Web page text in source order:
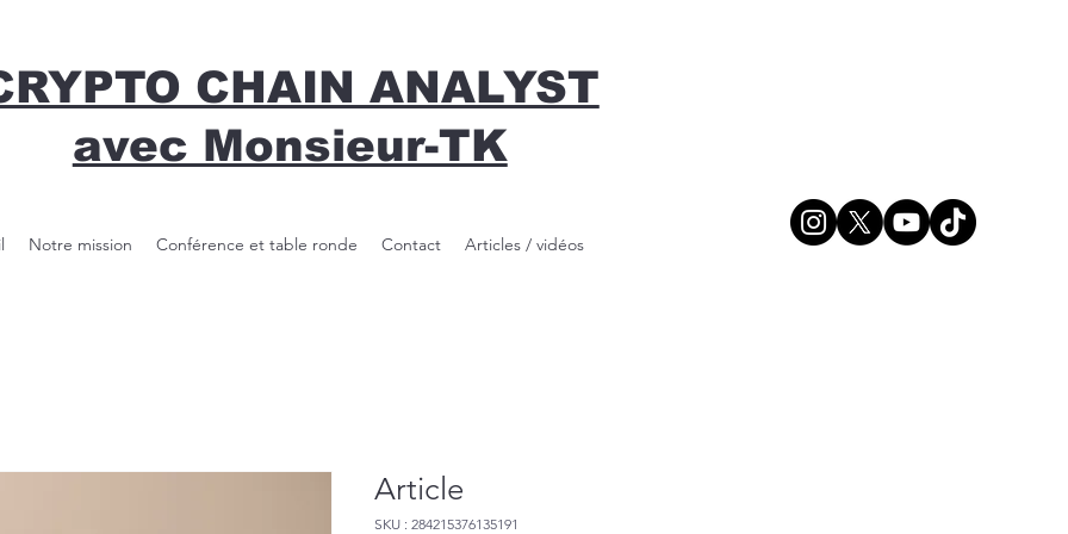
CHAIN ANALYST
avec Monsieur-TK
Notre mission Conférence et table ronde Contact Articles / vidéos
Article
SKU : 284215376135191